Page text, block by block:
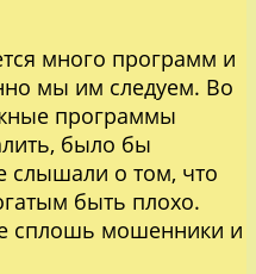
много программ и
мы им следуем. Во
программы
было бы
слышали о том, что
быть плохо.
сплошь мошенники и